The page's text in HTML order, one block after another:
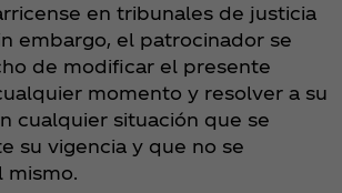
en tribunales de justicia
embargo, el patrocinador se
de modificar el presente
momento y resolver a su
cualquier situación que se
su vigencia y que no se
mismo.